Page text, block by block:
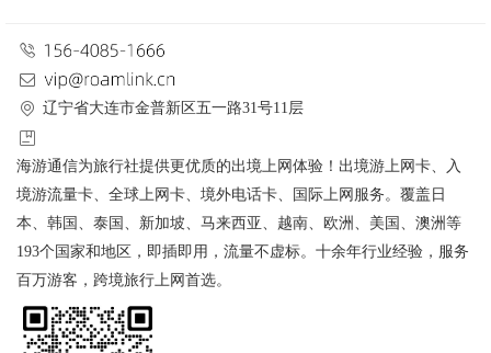
辽宁省大连市金普新区五一路31号11层
海游通信为旅行社提供更优质的出境上网体验！出境游上网卡、入
境游流量卡、全球上网卡、境外电话卡、国际上网服务。覆盖日
本、韩国、泰国、新加坡、马来西亚、越南、欧洲、美国、澳洲等
193个国家和地区，即插即用，流量不虚标。十余年行业经验，服务
百万游客，跨境旅行上网首选。